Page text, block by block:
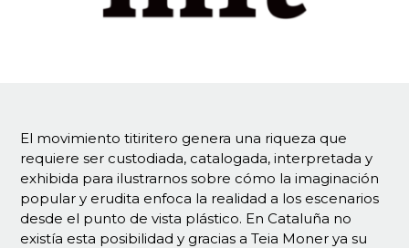
El movimiento titiritero genera una riqueza que
requiere ser custodiada, catalogada, interpretada y
exhibida para ilustrarnos sobre cómo la imaginación
popular y erudita enfoca la realidad a los escenarios
desde el punto de vista plástico. En Cataluña no
existía esta posibilidad y gracias a Teia Moner ya su